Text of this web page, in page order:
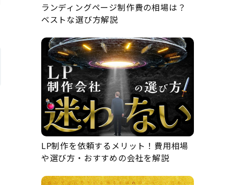
ランディングページ制作費の相場は？
ベストな選び方解説
LP制作を依頼するメリット！費用相場
や選び方・おすすめの会社を解説